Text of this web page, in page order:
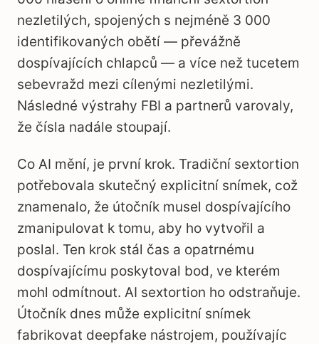
nezletilých, spojených s nejméně 3 000
identifikovaných obětí — převážně
dospívajících chlapců — a více než tucetem
sebevražd mezi cílenými nezletilými.
Následné výstrahy FBI a partnerů varovaly,
že čísla nadále stoupají.
Co AI mění, je první krok. Tradiční sextortion
potřebovala skutečný explicitní snímek, což
znamenalo, že útočník musel dospívajícího
zmanipulovat k tomu, aby ho vytvořil a
poslal. Ten krok stál čas a opatrnému
dospívajícímu poskytoval bod, ve kterém
mohl odmítnout. AI sextortion ho odstraňuje.
Útočník dnes může explicitní snímek
fabrikovat deepfake nástrojem, používajíc